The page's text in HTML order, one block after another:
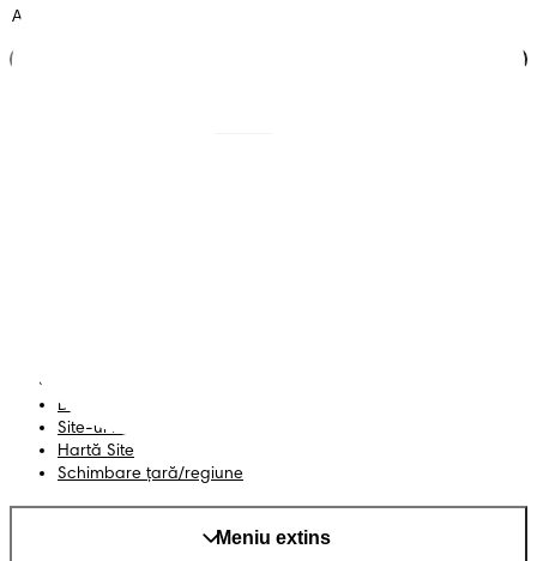
Datele Mele
Site-ul PG
Hartă Site
Schimbare ţară/regiune
Meniu extins